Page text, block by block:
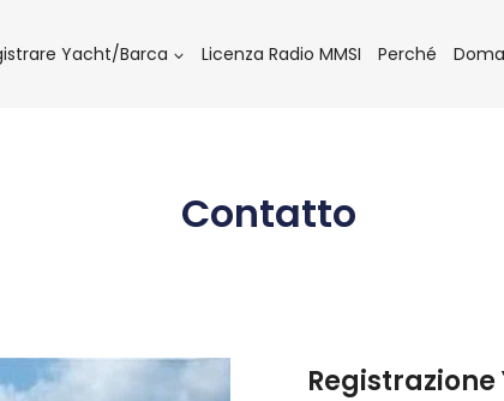
Yacht/Barca Licenza Radio MMSI Perché
Contatto